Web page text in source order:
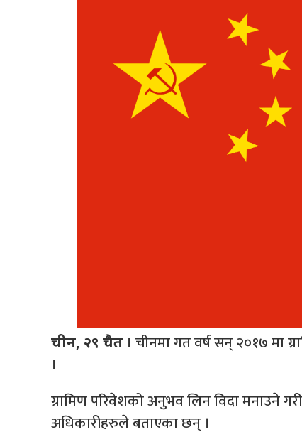
चीन, २९ चैत । चीनमा गत वर्ष सन् २०१७ मा
।
ग्रामिण परिवेशको अनुभव लिन विदा मनाउने
अधिकारीहरुले बताएका छन् ।